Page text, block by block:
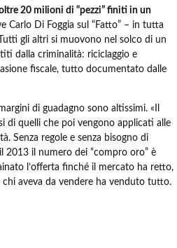
20 milioni di “pezzi” finiti in un
Carlo Di Foggia sul “Fatto” – in tutta
gli altri si muovono nel solco di un
dalla criminalità: riciclaggio e
fiscale, tutto documentato dalle
di guadagno sono altissimi. «Il
di quelli che poi vengono applicati alle
Senza regole e senza bisogno di
2013 il numero dei “compro oro” è
l’offerta finché il mercato ha retto,
chi aveva da vendere ha venduto tutto.